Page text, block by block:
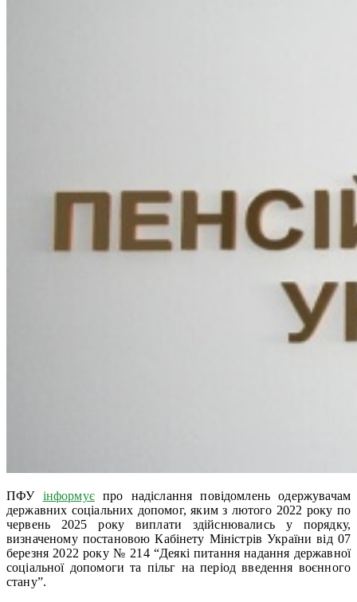
ПФУ інформуєпро надіслання повідомлень одержувачам
державних соціальних допомог, яким з лютого 2022 року по
червень 2025 року виплати здійснювались у порядку,
визначеному постановою Кабінету Міністрів України від 07
березня 2022 року № 214 “Деякі питання надання державної
соціальної допомоги та пільг на період введення воєнного
стану”.